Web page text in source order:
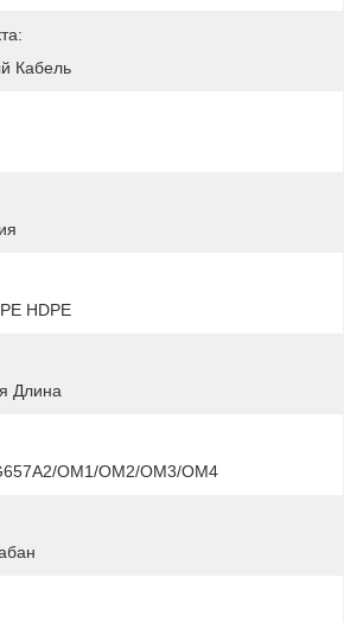
Кабель
HDPE
Длина
OM1/OM2/OM3/OM4